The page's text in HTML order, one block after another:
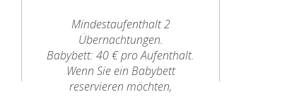
Mindestaufenthalt 2
Übernachtungen.
Babybett: 40 € pro Aufenthalt.
Wenn Sie ein Babybett
reservieren möchten,